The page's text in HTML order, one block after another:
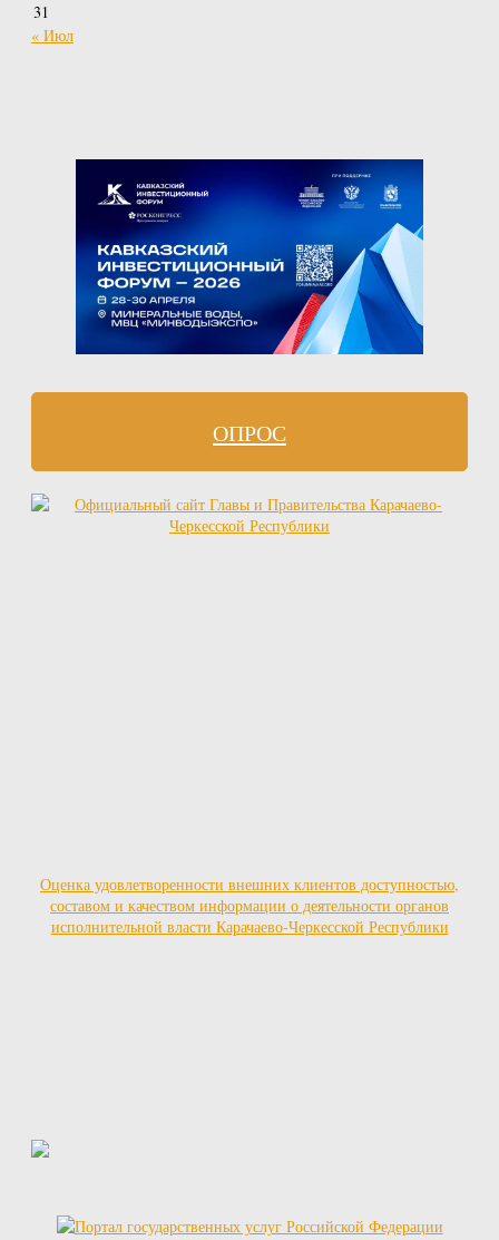
31
« Июл
ОПРОС
Оценка удовлетворенности внешних клиентов доступностью,
составом и качеством информации о деятельности органов
исполнительной власти Карачаево-Черкесской Республики